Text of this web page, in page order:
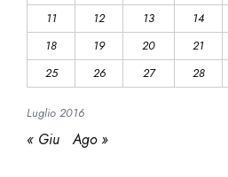
Luglio 2016
11
12 13 14
18
19 20 21
25
26 27 28
« Giu Ago »